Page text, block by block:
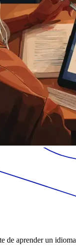
de aprender un idioma